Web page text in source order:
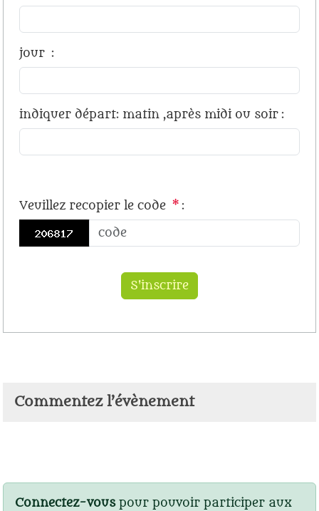
jour :
indiquer départ: matin ,après midi ou soir :
Veuillez recopier le code * :
Commentez l’évènement
Connectez-vouspour pouvoir participer aux